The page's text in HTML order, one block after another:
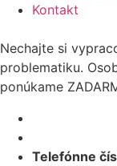
Kontakt
Nechajte si
problematiku.
ponúkame
Telefónne